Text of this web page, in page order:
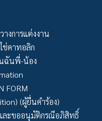
งการแต่งงาน
ช่คาทอลิก
ฉันพี่-น้อง
FORM
(ผู้ยื่นคำร้อง)
และขออนุมัติกรณีอภิสิทธิ์